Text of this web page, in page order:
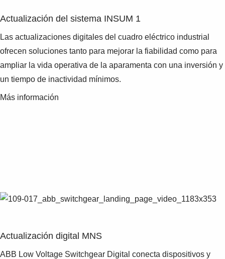
Actualización del sistema INSUM 1
Las actualizaciones digitales del cuadro eléctrico industrial
ofrecen soluciones tanto para mejorar la fiabilidad como para
ampliar la vida operativa de la aparamenta con una inversión y
un tiempo de inactividad mínimos.
Más información
Actualización digital MNS
ABB Low Voltage Switchgear Digital conecta dispositivos y